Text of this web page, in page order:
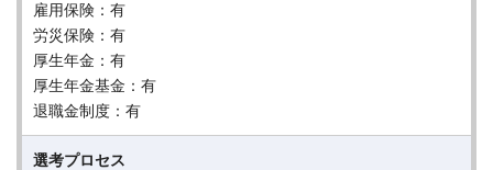
雇用保険：有
労災保険：有
厚生年金：有
厚生年金基金：有
退職金制度：有
選考プロセス